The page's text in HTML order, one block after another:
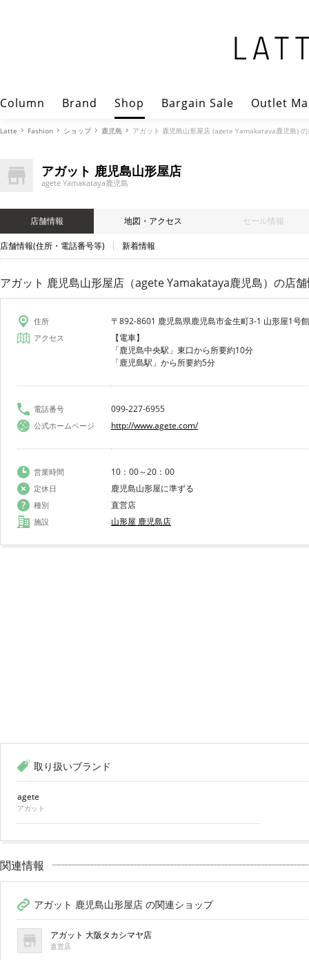
Column Brand Shop Bargain Sale Outlet
Latte Fashion ショップ 鹿児島 アガット 鹿児島山形屋店 (agete Yamakataya鹿児島)
アガット 鹿児島山形屋店
agete Yamakataya鹿児島
店舗情報 地図・アクセス セール情報
店舗情報(住所・電話番号等) 新着情報
アガット 鹿児島山形屋店（agete Yamakataya鹿児島） の店
住所 〒892-8601 鹿児島県鹿児島市金生町3-1 山形屋1号
アクセス
【電車】
「鹿児島中央駅」東口から所要約10分
「鹿児島駅」から所要約5分
電話番号 099-227-6955
公式ホームページ http://www.agete.com/
営業時間 10：00～20：00
定休日 鹿児島山形屋に準ずる
種別 直営店
施設 山形屋 鹿児島店
取り扱いブランド
agete
アガット
関連情報
アガット 鹿児島山形屋店 の関連ショップ
アガット 大阪タカシマヤ店
直営店